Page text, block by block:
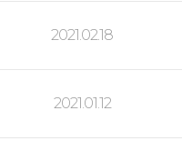
2021.02.18
2021.01.12